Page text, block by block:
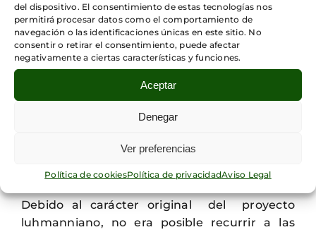
del dispositivo. El consentimiento de estas tecnologías nos
permitirá procesar datos como el comportamiento de
navegación o las identificaciones únicas en este sitio. No
consentir o retirar el consentimiento, puede afectar
negativamente a ciertas características y funciones.
Aceptar
Denegar
Ver preferencias
Política de cookiesPolítica de privacidadAviso Legal
Instrumentos y herramientas
conceptuales
Para poner en marcha su proyecto, Luhmann
todavía requería otros elementos:
poder operar con estos conceptos
nuevo conocimiento.
Debido al carácter original del proyecto
luhmanniano, no era posible recurrir a las